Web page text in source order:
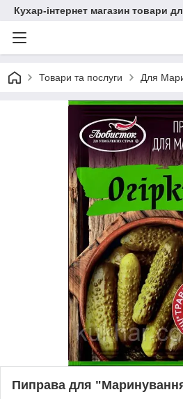
Кухар-інтернет магазин товари
Товари та послуги Для
Пиправа для "Маринування